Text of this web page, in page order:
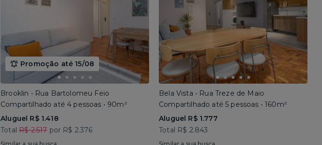
Promoção até 15/08
Brooklin • Rua Bartolomeu Feio
Compartilhado até 4 pessoas • 90m²
Aluguel R$ 1.418
TotalR$ 2.517por R$ 2.376
Bela Vista • Rua Treze de Maio
Compartilhado até 5 pessoas • 160m²
Aluguel R$ 1.777
Total R$ 2.843